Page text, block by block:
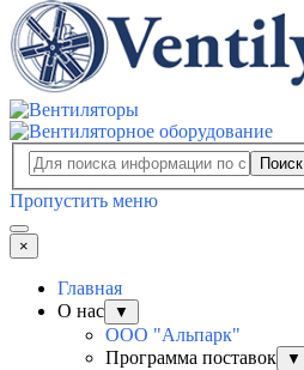
Поиск
Пропустить меню
×
Главная
О нас
▼
ООО "Альпарк"
Программа поставок
▼